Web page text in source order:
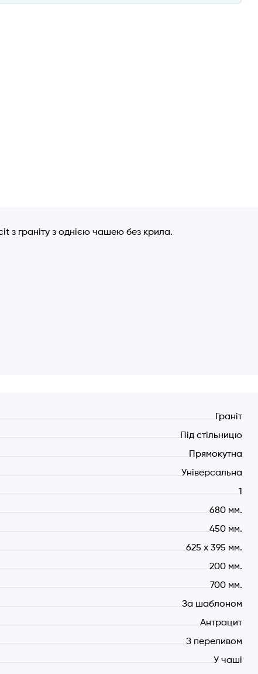
з граніту з однією чашею без крила.
Граніт
Під стільницю
Прямокутна
Універсальна
1
680 мм.
450 мм.
625 x 395 мм.
200 мм.
700 мм.
За шаблоном
Антрацит
З переливом
У чаші